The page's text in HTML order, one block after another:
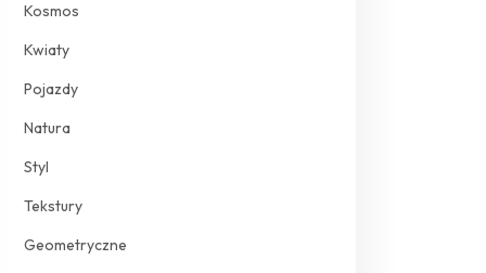
Kosmos
Kwiaty
Pojazdy
Natura
Styl
Tekstury
Geometryczne